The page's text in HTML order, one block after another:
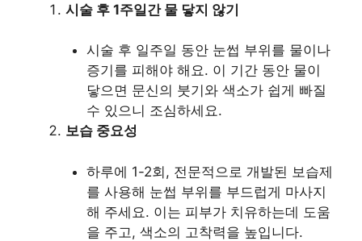
시술 후 1주일간 물 닿지 않기
시술 후 일주일 동안 눈썹 부위를 물이나
증기를 피해야 해요. 이 기간 동안 물이
닿으면 문신의 붓기와 색소가 쉽게 빠질
수 있으니 조심하세요.
보습 중요성
하루에 1-2회, 전문적으로 개발된 보습제
를 사용해 눈썹 부위를 부드럽게 마사지
해 주세요. 이는 피부가 치유하는데 도움
을 주고, 색소의 고착력을 높입니다.